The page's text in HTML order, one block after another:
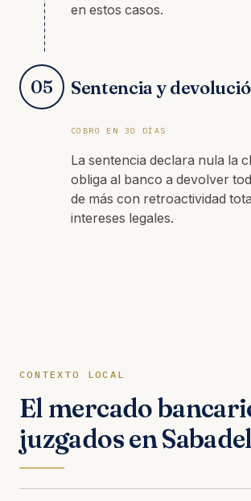
en estos casos.
05 Sentencia y
COBRO EN 30 DÍAS
La sentencia declara nula la
obliga al banco a devolver
de más con retroactividad
intereses legales.
CONTEXTO LOCAL
El mercado
juzgados en